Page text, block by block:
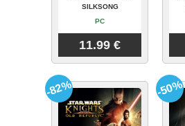
SILKSONG
PC
11.99 €
-82% -50%